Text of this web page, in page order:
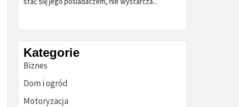
Kategorie
Biznes
Dom i ogród
Motoryzacja